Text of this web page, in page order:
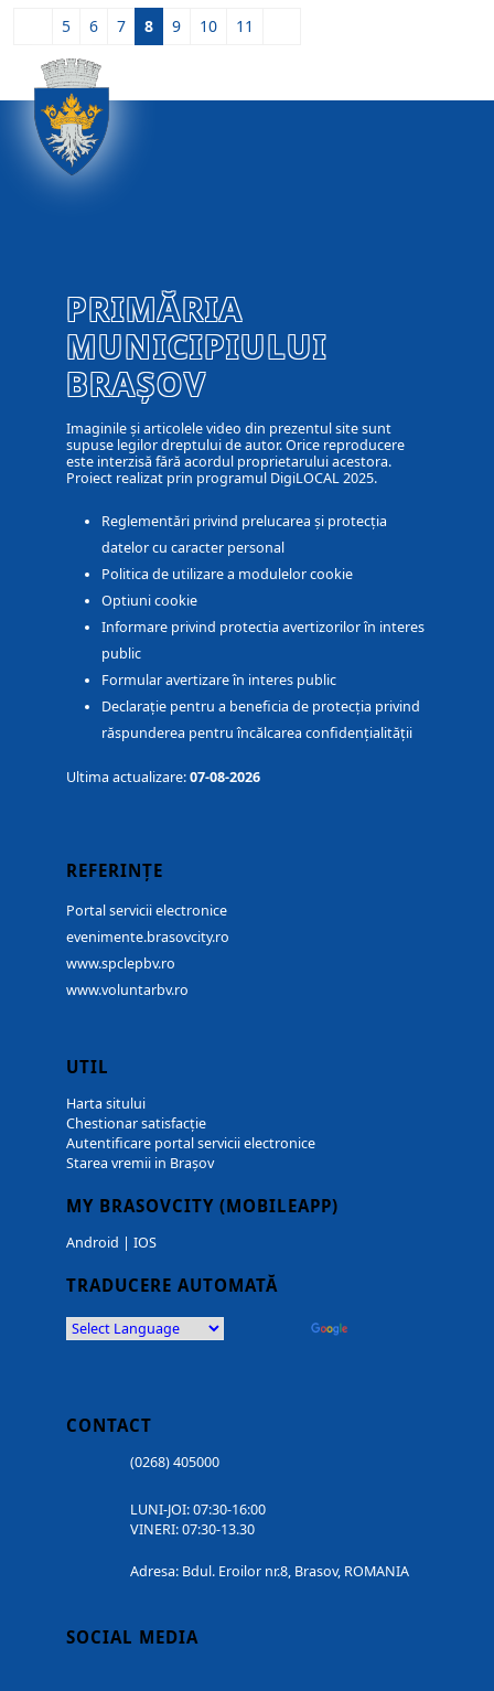
5 6 7 8 9 10 11
PRIMĂRIA
MUNICIPIULUI
BRAȘOV
Imaginile și articolele video din prezentul site sunt
supuse legilor dreptului de autor. Orice reproducere
este interzisă fără acordul proprietarului acestora.
Proiect realizat prin programul DigiLOCAL 2025.
Reglementări privind prelucarea și protecția
datelor cu caracter personal
Politica de utilizare a modulelor cookie
Optiuni cookie
Informare privind protectia avertizorilor în interes
public
Formular avertizare în interes public
Declarație pentru a beneficia de protecția privind
răspunderea pentru încălcarea confidențialității
Ultima actualizare:07-08-2026
REFERINȚE
Portal servicii electronice
evenimente.brasovcity.ro
www.spclepbv.ro
www.voluntarbv.ro
UTIL
Harta sitului
Chestionar satisfacție
Autentificare portal servicii electronice
Starea vremii in Brașov
MY BRASOVCITY (MOBILEAPP)
Android | IOS
TRADUCERE AUTOMATĂ
CONTACT
(0268) 405000
LUNI-JOI: 07:30-16:00
VINERI: 07:30-13.30
Adresa: Bdul. Eroilor nr.8, Brasov, ROMANIA
SOCIAL MEDIA